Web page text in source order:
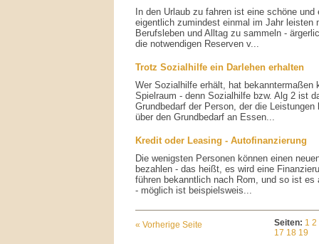
In den Urlaub zu fahren ist eine schöne
eigentlich zumindest einmal im Jahr leisten
Berufsleben und Alltag zu sammeln -
die notwendigen Reserven v...
Trotz Sozialhilfe ein Darlehen erhalten
Wer Sozialhilfe erhält, hat bekanntermaßen
Spielraum - denn Sozialhilfe bzw. Alg 2 ist
Grundbedarf der Person, der die
über den Grundbedarf an Essen...
Kredit oder Leasing - Autofinanzierung
Die wenigsten Personen können einen
bezahlen - das heißt, es wird eine
führen bekanntlich nach Rom, und so ist es
- möglich ist beispielsweis...
« Vorherige Seite Seiten: 1 2
17 18 19